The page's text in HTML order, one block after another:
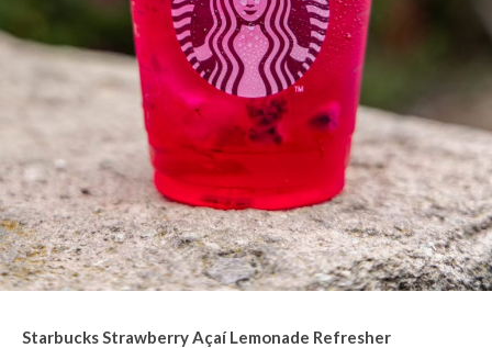
Starbucks Strawberry Açaí Lemonade Refresher